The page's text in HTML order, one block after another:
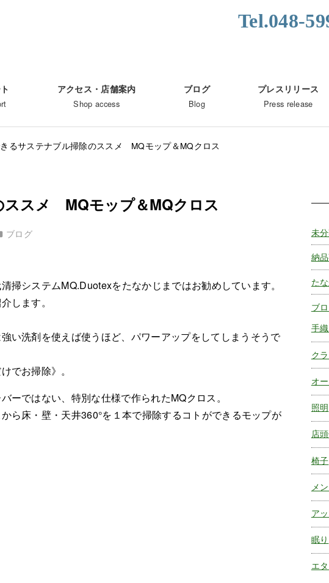
Tel.048-
アクセス・店舗案内
Shop access
ブログ
Blog
プレスリリース
Press release
るサステナブル掃除のススメ MQモップ＆MQクロス
ススメ MQモップ＆MQクロス
ゴリー
ブログ
掃システムMQ.Duotexをたなかじまではお勧めしています。
します。
い洗剤を使えば使うほど、パワーアップをしてしまうそうで
でお掃除》。
ーではない、特別な仕様で作られたMQクロス。
ら床・壁・天井360°を１本で掃除するコトができるモップが
未
納
た
ブ
手
ク
オ
照明
店
椅子
メ
ア
眠り
エ